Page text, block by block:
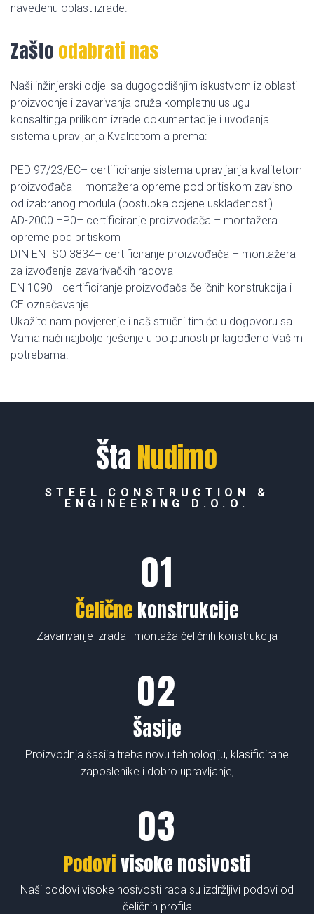
navedenu oblast izrade.
Zaštoodabrati nas
Naši inžinjerski odjel sa dugogodišnjim iskustvom iz oblasti
proizvodnje i zavarivanja pruža kompletnu uslugu
konsaltinga prilikom izrade dokumentacije i uvođenja
sistema upravljanja Kvalitetom a prema:
PED 97/23/EC– certificiranje sistema upravljanja kvalitetom
proizvođača – montažera opreme pod pritiskom zavisno
od izabranog modula (postupka ocjene usklađenosti)
AD-2000 HP0– certificiranje proizvođača – montažera
opreme pod pritiskom
DIN EN ISO 3834– certificiranje proizvođača – montažera
za izvođenje zavarivačkih radova
EN 1090– certificiranje proizvođača čeličnih konstrukcija i
CE označavanje
Ukažite nam povjerenje i naš stručni tim će u dogovoru sa
Vama naći najbolje rješenje u potpunosti prilagođeno Vašim
potrebama.
ŠtaNudimo
STEEL CONSTRUCTION &
ENGINEERING D.O.O.
Čeličnekonstrukcije
Zavarivanje izrada i montaža čeličnih konstrukcija
Šasije
Proizvodnja šasija treba novu tehnologiju, klasificirane
zaposlenike i dobro upravljanje,
Podovivisoke nosivosti
Naši podovi visoke nosivosti rada su izdržljivi podovi od
čeličnih profila